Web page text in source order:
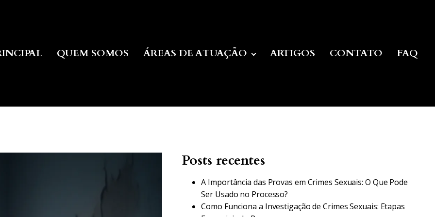
QUEM SOMOS ÁREAS DE ATUAÇÃO ARTIGOS CONTATO FAQ
Posts recentes
A Importância das Provas em Crimes Sexuais: O Que Pode
Ser Usado no Processo?
Como Funciona a Investigação de Crimes Sexuais: Etapas